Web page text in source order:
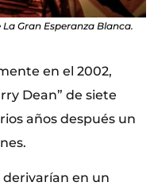
Gran Esperanza Blanca.
en el 2002,
Dean” de siete
años después un
en un